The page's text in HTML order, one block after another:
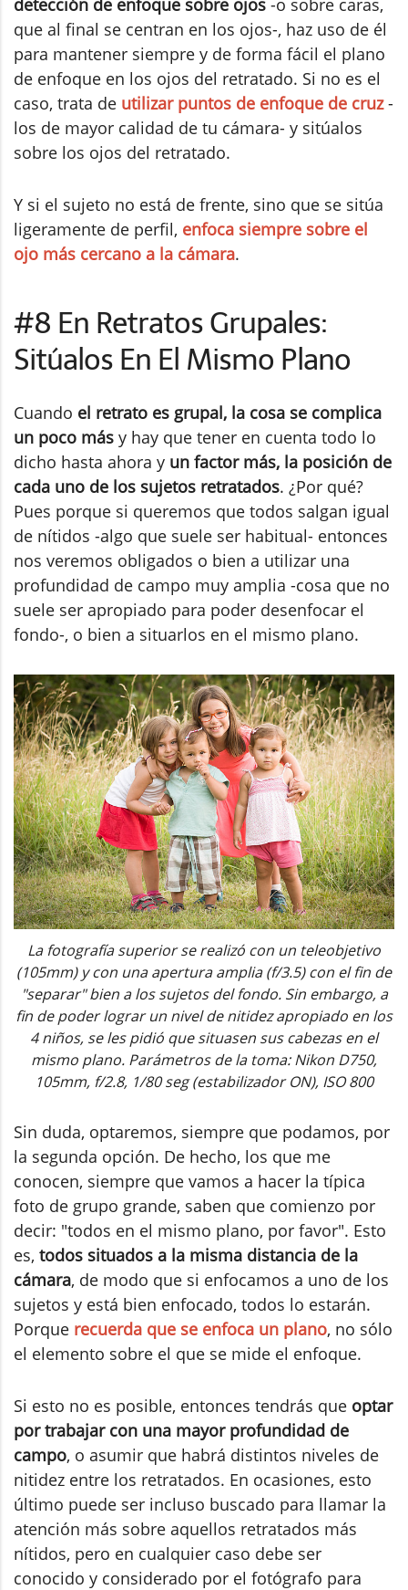
detección de enfoque sobre ojos -o sobre caras,
que al final se centran en los ojos-, haz uso de él
para mantener siempre y de forma fácil el plano
de enfoque en los ojos del retratado. Si no es el
caso, trata de utilizar puntos de enfoque de cruz-
los de mayor calidad de tu cámara- y sitúalos
sobre los ojos del retratado.
Y si el sujeto no está de frente, sino que se sitúa
ligeramente de perfil, enfoca siempre sobre el
ojo más cercano a la cámara.
#8 En Retratos Grupales:
Sitúalos En El Mismo Plano
Cuando el retrato es grupal, la cosa se complica
un poco más y hay que tener en cuenta todo lo
dicho hasta ahora y un factor más, la posición de
cada uno de los sujetos retratados. ¿Por qué?
Pues porque si queremos que todos salgan igual
de nítidos -algo que suele ser habitual- entonces
nos veremos obligados o bien a utilizar una
profundidad de campo muy amplia -cosa que no
suele ser apropiado para poder desenfocar el
fondo-, o bien a situarlos en el mismo plano.
La fotografía superior se realizó con un teleobjetivo
(105mm) y con una apertura amplia (f/3.5) con el fin de
"separar" bien a los sujetos del fondo. Sin embargo, a
fin de poder lograr un nivel de nitidez apropiado en los
4 niños, se les pidió que situasen sus cabezas en el
mismo plano. Parámetros de la toma: Nikon D750,
105mm, f/2.8, 1/80 seg (estabilizador ON), ISO 800
Sin duda, optaremos, siempre que podamos, por
la segunda opción. De hecho, los que me
conocen, siempre que vamos a hacer la típica
foto de grupo grande, saben que comienzo por
decir: "todos en el mismo plano, por favor". Esto
es, todos situados a la misma distancia de la
cámara, de modo que si enfocamos a uno de los
sujetos y está bien enfocado, todos lo estarán.
Porque recuerda que se enfoca un plano, no sólo
el elemento sobre el que se mide el enfoque.
Si esto no es posible, entonces tendrás que optar
por trabajar con una mayor profundidad de
campo, o asumir que habrá distintos niveles de
nitidez entre los retratados. En ocasiones, esto
último puede ser incluso buscado para llamar la
atención más sobre aquellos retratados más
nítidos, pero en cualquier caso debe ser
conocido y considerado por el fotógrafo para